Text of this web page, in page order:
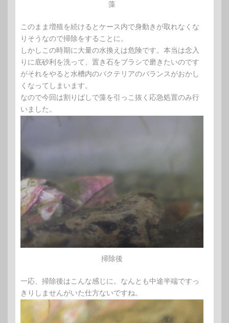
藻
このまま増殖を続けるとケース内で身動きが取れなくな
りそうなので掃除をすることに。
しかしこの時期に大量の水換えは危険です。本当は念入
りに底砂利を洗って、置き石をブラシで磨きたいのです
がそれをやると水槽内のバクテリアのバランスがおかし
くなってしまいます。
なので今回は割りばしで藻を引っこ抜く応急処置のみ行
いました。
掃除後
一応、掃除後はこんな感じに。なんとも中途半端ですっ
きりしませんがいた仕方ないですね。